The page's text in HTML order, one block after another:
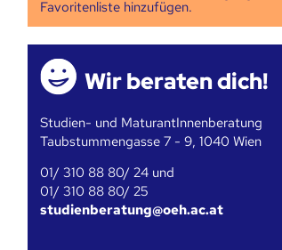
Favoritenliste hinzufügen.
Wir beraten dich!
Studien- und MaturantInnenberatung
Taubstummengasse 7 - 9, 1040 Wien
01/ 310 88 80/ 24 und
01/ 310 88 80/ 25
studienberatung@oeh.ac.at